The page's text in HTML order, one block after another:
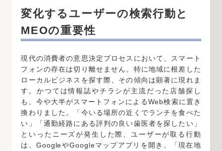
変化するユーザーの検索行動と
MEOの重要性
現代の消費者の意思決定プロセスにおいて、スマート
フォンの存在は切り離せません。特に地域に根差した
ローカルビジネスを探す際、その傾向は顕著に現れま
す。かつては情報誌やチラシが主流だった店舗探し
も、今や大半がスマートフォンによるWeb検索に置き
換わりました。「今いる場所の近くでランチを食べた
い」「通勤経路にある評判の良い歯医者を探したい」
といったニーズが発生した際、ユーザーが取る行動
は、GoogleやGoogleマップアプリを開き、「現在地